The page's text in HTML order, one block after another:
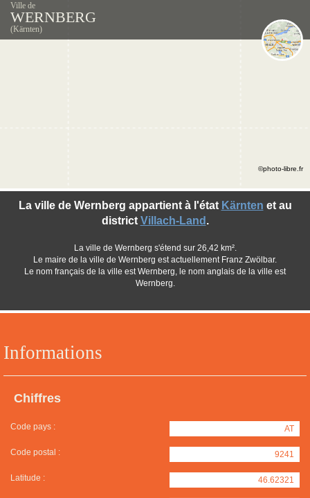
Ville de
WERNBERG
(Kärnten)
Informations
Chiffres
Code pays : AT
Code postal : 9241
Latitude : 46.62321
La ville de Wernberg appartient à l'état Kärnten et au
district Villach-Land .
La ville de Wernberg s'étend sur 26,42 km².
Le maire de la ville de Wernberg est actuellement Franz Zwölbar.
Le nom français de la ville est Wernberg, le nom anglais de la ville est
Wernberg.
©photo-libre.fr